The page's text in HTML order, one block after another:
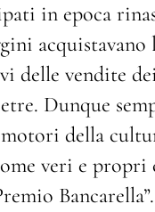
in epoca
acquistavano
delle vendite
Dunque
della
veri e